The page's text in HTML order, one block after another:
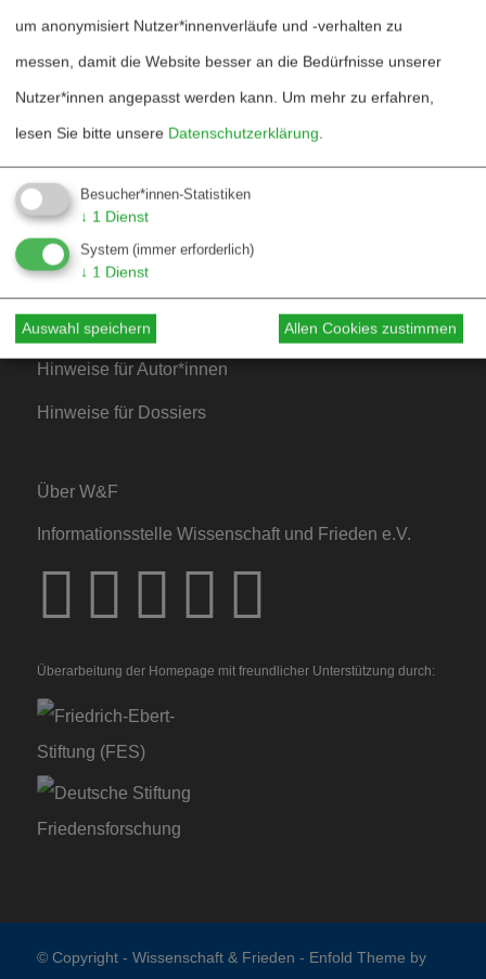
Dossierarchiv
Blog
Jubiläum 40 Jahre
Kontakt
Mediadaten
Hinweise für Autor*innen
Hinweise für Dossiers
Über W&F
Informationsstelle Wissenschaft und Frieden e.V.
Überarbeitung der Homepage mit freundlicher Unterstützung durch:
© Copyright - Wissenschaft & Frieden - Enfold Theme by
um anonymisiert Nutzer*innenverläufe und -verhalten zu
messen, damit die Website besser an die Bedürfnisse unserer
Nutzer*innen angepasst werden kann. Um mehr zu erfahren,
lesen Sie bitte unsere Datenschutzerklärung.
Besucher*innen-Statistiken
↓ 1 Dienst
System (immer erforderlich)
↓ 1 Dienst
Auswahl speichern Allen Cookies zustimmen